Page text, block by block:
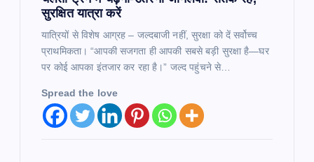
सुरक्षित यात्रा करें
यात्रियों से विशेष आग्रह – जल्दबाजी नहीं, सुरक्षा को दें सर्वोच्च
प्राथमिकता। “आपकी सजगता ही आपकी सबसे बड़ी सुरक्षा है—घर
पर कोई आपका इंतजार कर रहा है।” जल्द पहुंचने से…
Spread the love